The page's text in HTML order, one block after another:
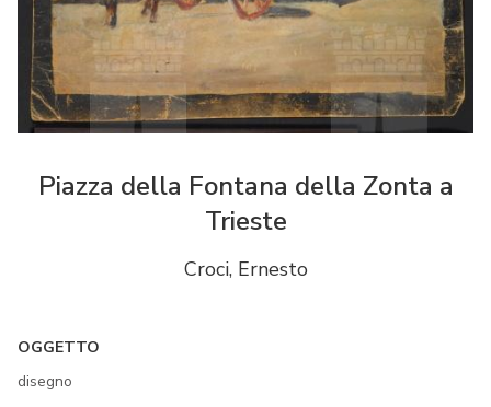
Piazza della Fontana della Zonta a
Trieste
Croci, Ernesto
OGGETTO
disegno